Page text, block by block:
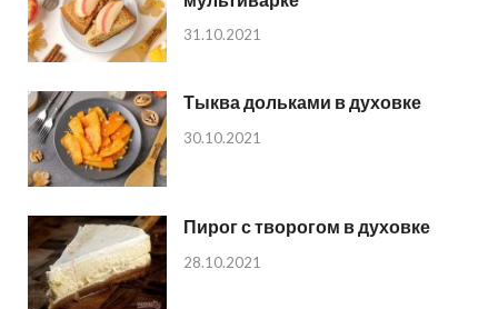
31.10.2021
Тыква дольками в духовке
30.10.2021
Пирог с творогом в духовке
28.10.2021